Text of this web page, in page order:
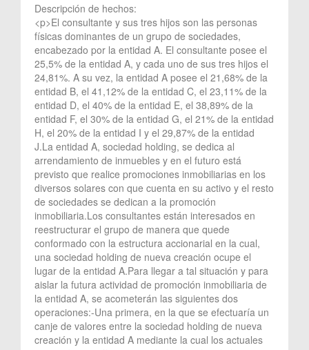
Descripción de hechos:
<p>El consultante y sus tres hijos son las personas
físicas dominantes de un grupo de sociedades,
encabezado por la entidad A. El consultante posee el
25,5% de la entidad A, y cada uno de sus tres hijos el
24,81%. A su vez, la entidad A posee el 21,68% de la
entidad B, el 41,12% de la entidad C, el 23,11% de la
entidad D, el 40% de la entidad E, el 38,89% de la
entidad F, el 30% de la entidad G, el 21% de la entidad
H, el 20% de la entidad I y el 29,87% de la entidad
J.La entidad A, sociedad holding, se dedica al
arrendamiento de inmuebles y en el futuro está
previsto que realice promociones inmobiliarias en los
diversos solares con que cuenta en su activo y el resto
de sociedades se dedican a la promoción
inmobiliaria.Los consultantes están interesados en
reestructurar el grupo de manera que quede
conformado con la estructura accionarial en la cual,
una sociedad holding de nueva creación ocupe el
lugar de la entidad A.Para llegar a tal situación y para
aislar la futura actividad de promoción inmobiliaria de
la entidad A, se acometerán las siguientes dos
operaciones:-Una primera, en la que se efectuaría un
canje de valores entre la sociedad holding de nueva
creación y la entidad A mediante la cual los actuales